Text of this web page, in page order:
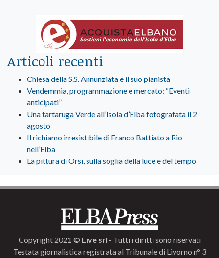
Articoli recenti
Chiesa della S.S. Annunziata e il suo pianista
Vendemmia, programmazione e mercato: “Eventi
anticipati”
Una tartaruga Verde all’Isola d’Elba fotografata il 2
agosto
Il richiamo irresistibile di Franco Battiato a Rio
nell’Elba
La pittura di Orsi, sulla soglia della luce e del tempo
Copyright 2021 © Live srl - Tutti i diritti sono riservati
Testata giornalistica registrata al Tribunale di Livorno n° 3